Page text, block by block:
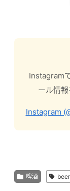
Instagram
ール情報
Instagram
啤酒 beer